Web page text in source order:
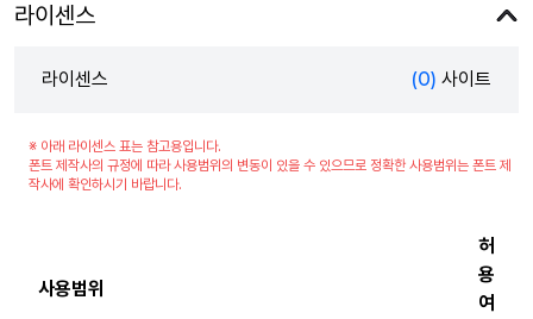
라이센스
라이센스 (0) 사이트
※ 아래 라이센스 표는 참고용입니다.
폰트 제작사의 규정에 따라 사용범위의 변동이 있을 수 있으므로 정확한 사용범위는 폰트 제
작사에 확인하시기 바랍니다.
사용범위
허
용
여